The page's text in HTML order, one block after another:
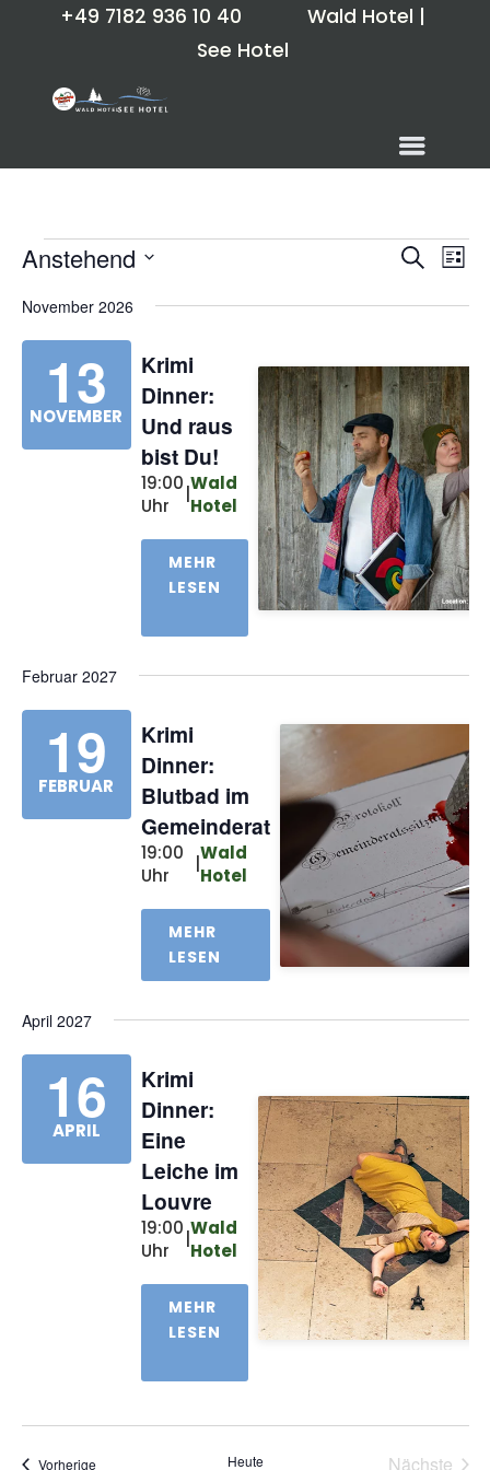
+49 7182 936 10 40 Wald Hotel |
See Hotel
Veranstaltungen
und
SucheListe
Anstehend
wählen.
November 2026
13
NOVEMBER
Krimi
Dinner:
Und raus
bist Du!
19:00
Uhr
Wald
Hotel
MEHR
LESEN
Februar 2027
19
FEBRUAR
Krimi
Dinner:
Blutbad im
Gemeinderat
19:00
Uhr
Wald
Hotel
MEHR
LESEN
April 2027
16
APRIL
Krimi
Dinner:
Eine
Leiche im
Louvre
19:00
Uhr
Wald
Hotel
MEHR
LESEN
VorherigeVeranstaltungen Heute Nächste